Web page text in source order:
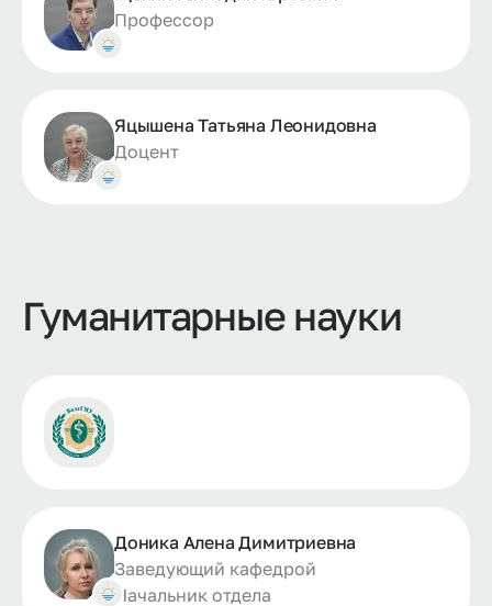
Профессор
Яцышена Татьяна Леонидовна
Доцент
Гуманитарные науки
Доника Алена Димитриевна
Заведующий кафедрой
Начальник отдела